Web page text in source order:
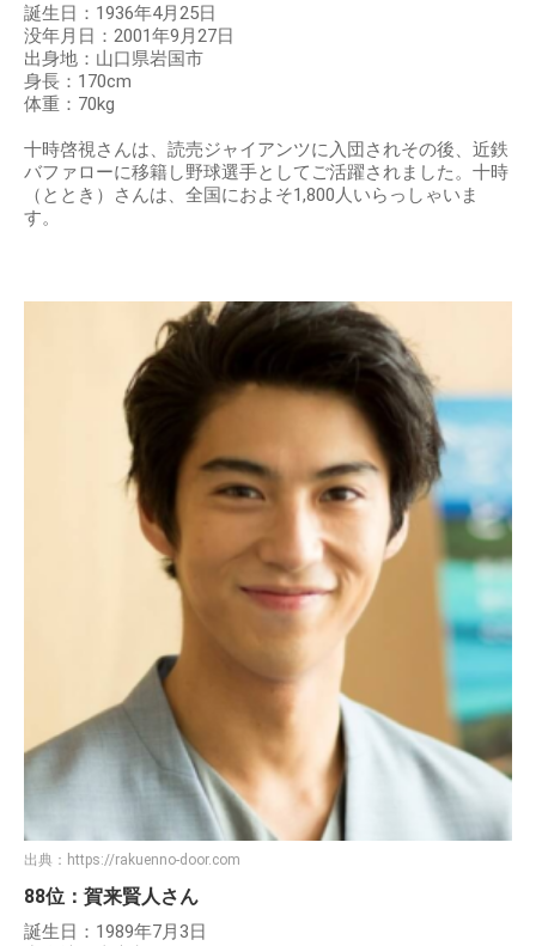
誕生日：1936年4月25日
没年月日：2001年9月27日
出身地：山口県岩国市
身長：170cm
体重：70kg
十時啓視さんは、読売ジャイアンツに入団されその後、近鉄
バファローに移籍し野球選手としてご活躍されました。十時
（ととき）さんは、全国におよそ1,800人いらっしゃいま
す。
出典： https://rakuenno-door.com
88位：賀来賢人さん
誕生日：1989年7月3日